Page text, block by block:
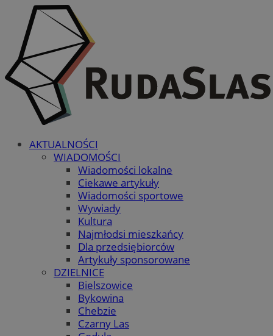
AKTUALNOŚCI
WIADOMOŚCI
Wiadomości lokalne
Ciekawe artykuły
Wiadomości sportowe
Wywiady
Kultura
Najmłodsi mieszkańcy
Dla przedsiębiorców
Artykuły sponsorowane
DZIELNICE
Bielszowice
Bykowina
Chebzie
Czarny Las